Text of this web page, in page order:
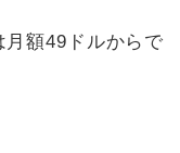
月額49ドルからで